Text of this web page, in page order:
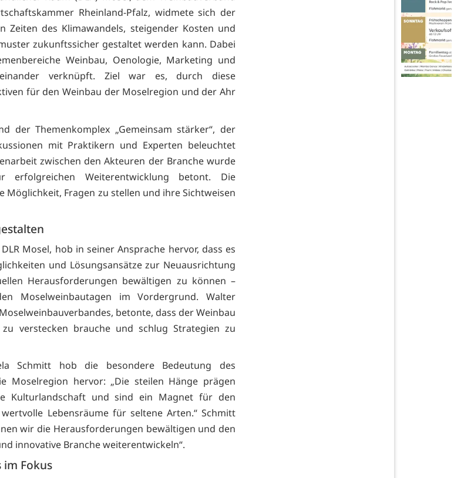
Rheinland-Pfalz, widmete sich der
Zeiten des Klimawandels, steigender Kosten und
zukunftssicher gestaltet werden kann. Dabei
Weinbau, Oenologie, Marketing und
verknüpft. Ziel war es, durch diese
für den Weinbau der Moselregion und der Ahr
der Themenkomplex „Gemeinsam stärker“, der
mit Praktikern und Experten beleuchtet
zwischen den Akteuren der Branche wurde
erfolgreichen Weiterentwicklung betont. Die
Möglichkeit, Fragen zu stellen und ihre Sichtweisen
Mosel, hob in seiner Ansprache hervor, dass es
und Lösungsansätze zur Neuausrichtung
Herausforderungen bewältigen zu können –
Moselweinbautagen im Vordergrund. Walter
betonte, dass der Weinbau
verstecken brauche und schlug Strategien zu
Schmitt hob die besondere Bedeutung des
Moselregion hervor: „Die steilen Hänge prägen
Kulturlandschaft und sind ein Magnet für den
Lebensräume für seltene Arten.“ Schmitt
wir die Herausforderungen bewältigen und den
innovative Branche weiterentwickeln“.
Fokus